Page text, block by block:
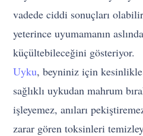
vadede ciddi sonuçları
yeterince uyumamanın
küçültebileceğini gösteriyor.
Uyku, beyniniz için
sağlıklı uykudan mahrum
işleyemez, anıları
zarar gören toksinleri